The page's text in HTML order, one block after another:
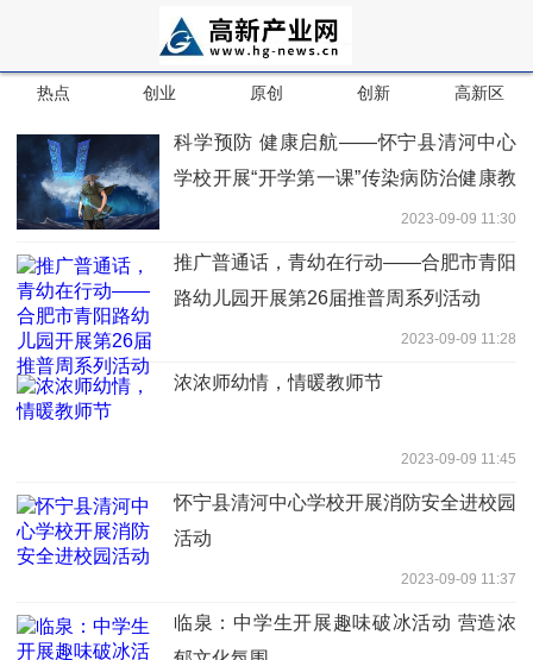
热点 创业 原创 创新 高新区
科学预防 健康启航——怀宁县清河中心
学校开展“开学第一课”传染病防治健康教
2023-09-09 11:30
推广普通话，青幼在行动——合肥市青阳
路幼儿园开展第26届推普周系列活动
2023-09-09 11:28
浓浓师幼情，情暖教师节
2023-09-09 11:45
怀宁县清河中心学校开展消防安全进校园
活动
2023-09-09 11:37
临泉：中学生开展趣味破冰活动 营造浓